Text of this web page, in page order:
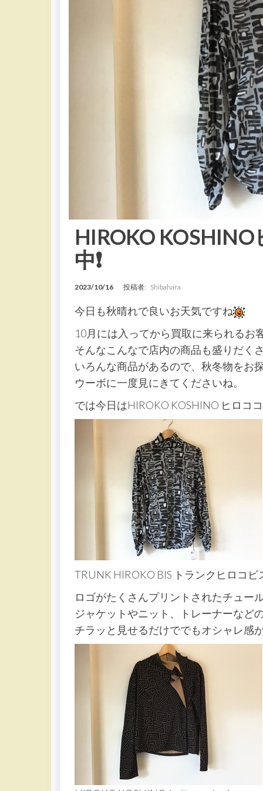
HIROKO
中❗️
2023/10/16 投稿者: Shibahara
今日も秋晴れで良いお天気ですね
10月には入ってから買取に来られるお
そんなこんなで店内の商品も盛りだく
いろんな商品があるので、秋冬物をお
ウーボに一度見にきてくださいね。
では今日はHIROKO KOSHINO ヒロコ
TRUNK HIROKO BIS トランクヒロコビ
ロゴがたくさんプリントされたチュー
ジャケットやニット、トレーナーなど
チラッと見せるだけででもオシャレ感